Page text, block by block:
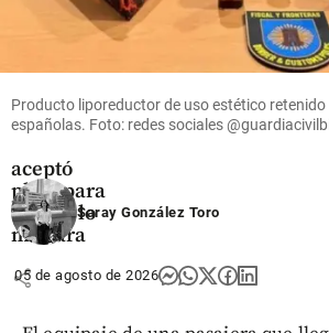
Medellín
Escupió y
golpeó a
un agente
aceptó
plata para
que no lo
multara
share
Producto liporeductor de uso estético
españolas. Foto: redes sociales
Saray González Toro
05 de agosto de 2026